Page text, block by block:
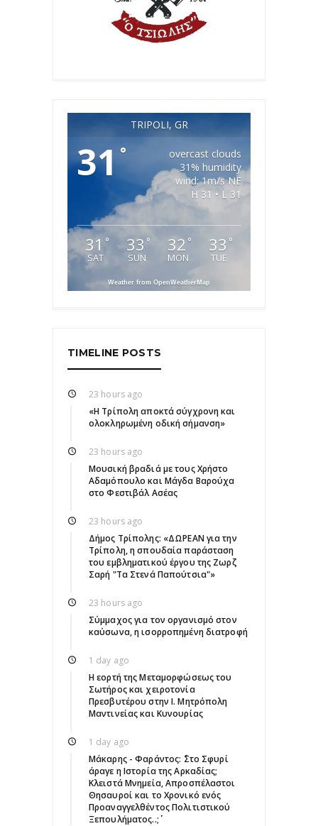
TRIPOLI, GR
31°
overcast clouds
31% humidity
wind: 1m/s NE
H 31 • L 31
31 °
SAT
33 °
SUN
32 °
MON
33 °
TUE
Weather from OpenWeatherMap
TIMELINE POSTS
23 hours ago
«Η Τρίπολη αποκτά σύγχρονη και
ολοκληρωμένη οδική σήμανση»
23 hours ago
Μουσική βραδιά με τους Χρήστο
Αδαμόπουλο και Μάγδα Βαρούχα
στο Φεστιβάλ Ασέας
23 hours ago
Δήμος Τρίπολης: «ΔΩΡΕΑΝ για την
Τρίπολη, η σπουδαία παράσταση
του εμβληματικού έργου της Ζωρζ
Σαρή "Τα Στενά Παπούτσια"»
23 hours ago
Σύμμαχος για τον οργανισμό στον
καύσωνα, η ισορροπημένη διατροφή
1 day ago
Η εορτή της Μεταμορφώσεως του
Σωτήρος και χειροτονία
Πρεσβυτέρου στην Ι. Μητρόπολη
Μαντινείας και Κυνουρίας
1 day ago
Μάκαρης - Φαράντος: ΄΄Στο Σφυρί
άραγε η Ιστορία της Αρκαδίας;
Κλειστά Μνημεία, Απροσπέλαστοι
Θησαυροί και το Χρονικό ενός
Προαναγγελθέντος Πολιτιστικού
Ξεπουλήματος..;΄΄